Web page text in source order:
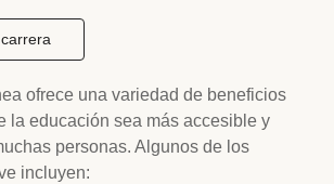
ofrece una variedad de beneficios
la educación sea más accesible y
personas. Algunos de los
incluyen: